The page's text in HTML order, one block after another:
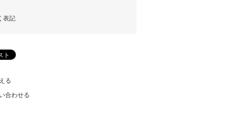
表記
る
合わせる